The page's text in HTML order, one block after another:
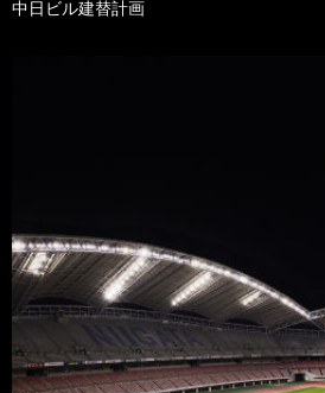
中日ビル建替計画